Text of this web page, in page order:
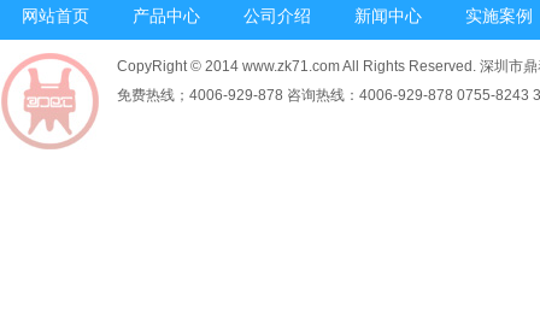
网站首页 产品中心 公司介绍 新闻中心 实施案例
CopyRight © 2014 www.zk71.com All Rights Reserved. 深圳市
免费热线；4006-929-878 咨询热线：4006-929-878 0755-8243